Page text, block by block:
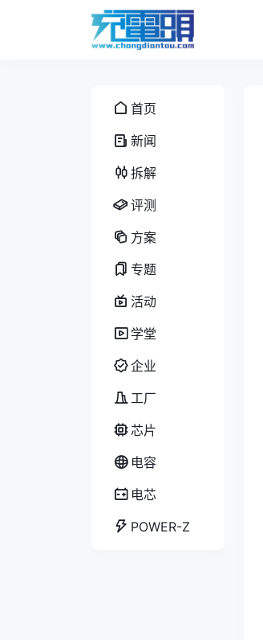
首页
新闻
拆解
评测
方案
专题
活动
学堂
企业
工厂
芯片
电容
电芯
POWER-Z